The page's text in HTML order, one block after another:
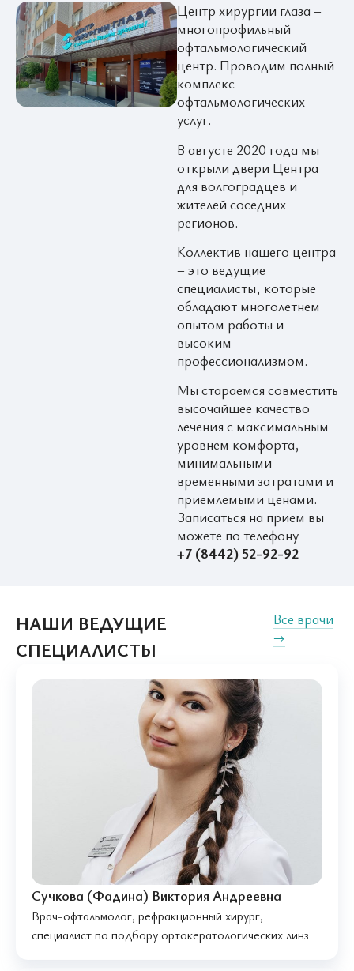
Центр хирургии глаза –
многопрофильный
офтальмологический
центр. Проводим полный
комплекс
офтальмологических
услуг.
В августе 2020 года мы
открыли двери Центра
для волгоградцев и
жителей соседних
регионов.
Коллектив нашего центра
– это ведущие
специалисты, которые
обладают многолетнем
опытом работы и
высоким
профессионализмом.
Мы стараемся совместить
высочайшее качество
лечения с максимальным
уровнем комфорта,
минимальными
временными затратами и
приемлемыми ценами.
Записаться на прием вы
можете по телефону
+7 (8442) 52-92-92
НАШИ ВЕДУЩИЕ
СПЕЦИАЛИСТЫ
Все врачи
→
Сучкова (Фадина) Виктория Андреевна
Врач-офтальмолог, рефракционный хирург,
специалист по подбору ортокератологических линз